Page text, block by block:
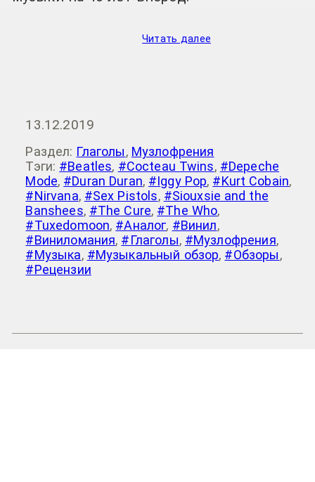
Читать далее
13.12.2019
Раздел: Глаголы, Музлофрения
Тэги: #Beatles, #Cocteau Twins, #Depeche
Mode, #Duran Duran, #Iggy Pop, #Kurt Cobain,
#Nirvana, #Sex Pistols, #Siouxsie and the
Banshees, #The Cure, #The Who,
#Tuxedomoon, #Аналог, #Винил,
#Виниломания, #Глаголы, #Музлофрения,
#Музыка, #Музыкальный обзор, #Обзоры,
#Рецензии